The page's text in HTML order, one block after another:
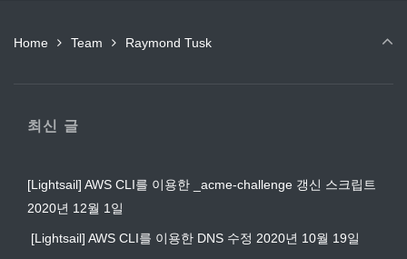
Home Team Raymond Tusk
최신 글
[Lightsail] AWS CLI를 이용한 _acme-challenge 갱신 스크립트
2020년 12월 1일
[Lightsail] AWS CLI를 이용한 DNS 수정 2020년 10월 19일